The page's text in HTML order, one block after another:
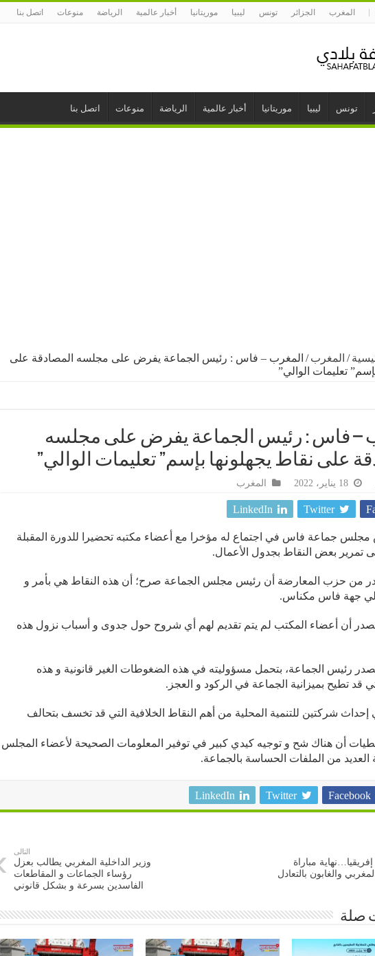
المغرب الجزائر تونس ليبيا موريتانيا أخبار عالمية الرياضة منوعات اتصل بنا
تونس ليبيا موريتانيا أخبار عالمية الرياضة منوعات اتصل بنا
/ المغرب / المغرب – فاس : رئيس الجماعة يفرض على مجلسه المصادقة على
تعليمات الوالي”
– فاس : رئيس الجماعة يفرض على مجلسه
على نقاط يجهلونها بإسم” تعليمات الوالي”
18 يناير، 2022 المغرب
Twitter
LinkedIn
جماعة فاس في اجتماع له مؤخرا مع أعضاء مكتبه تحضيرا للدورة المقبلة
تمرير بعض النقاط بجدول الأعمال.
من حزب المعارضة أن رئيس مجلس الجماعة صرح؛ أن هذه النقاط هي بأمر و
جهة فاس مكناس.
أن أعضاء المكتب لم يتم تقديم لهم أي شروح حول جدوى و أسباب نزول هذه
رئيس الجماعة، بتحمل مسؤوليته في هذه الضغوطات الغير قانونية و هذه
قد تطيح بميزانية الجماعة في الركود و العجز.
إحداث شركتين للتنمية المحلية من أهم النقاط الخلافية التي قد تخسف بتحالف
أن هناك شح و توجيه كيدي كبير في توفير المعلومات الصحيحة لأعضاء المجلس
من الملفات الحساسة بالجماعة.
Facebook
Twitter
LinkedIn
مباراة
والغابون بالتعادل
التالى
وزير الداخلية المغربي يطالب بعزل
رؤساء الجماعات و المقاطعات
الفاسدين بسرعة و بشكل قانوني
صلة